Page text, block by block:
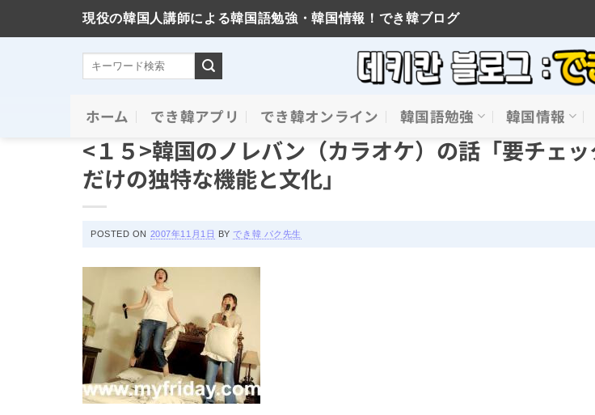
現役の韓国人講師による韓国語勉強・韓国情報！でき韓ブログ
ホーム でき韓アプリ でき韓オンライン 韓国語勉強 韓国情報
コラム＆ニュース
<１５>韓国のノレバン（カラオケ）の話「要チェ
だけの独特な機能と文化」
POSTED ON 2007年11月1日 BY でき韓 パク先生